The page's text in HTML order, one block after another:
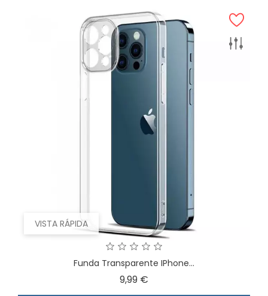
VISTA RÁPIDA
Funda Transparente IPhone...
9,99 €